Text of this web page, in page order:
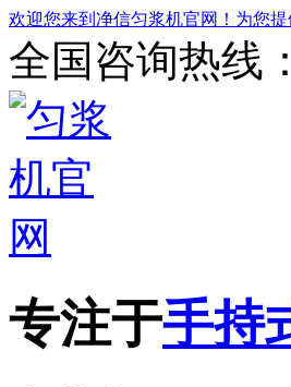
欢迎您来到净信匀浆机官网！为您
全国咨询热线：
专注于手持